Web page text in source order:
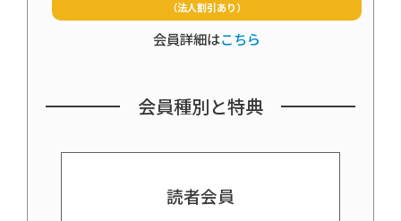
（法人割引あり）
会員詳細はこちら
会員種別と特典
読者会員